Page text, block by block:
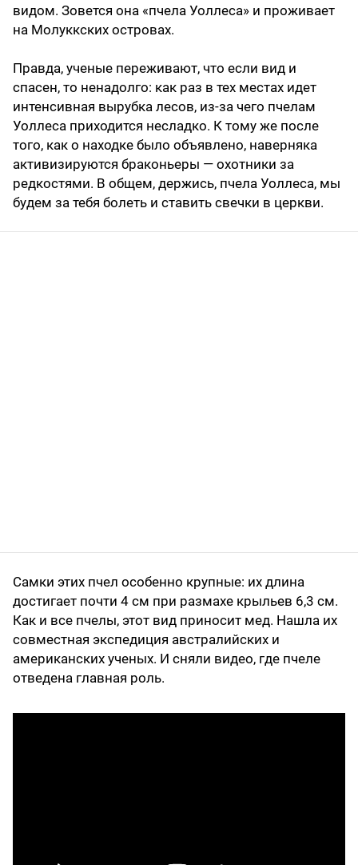
видом. Зовется она «пчела Уоллеса» и проживает
на Молуккских островах.
Правда, ученые переживают, что если вид и
спасен, то ненадолго: как раз в тех местах идет
интенсивная вырубка лесов, из-за чего пчелам
Уоллеса приходится несладко. К тому же после
того, как о находке было объявлено, наверняка
активизируются браконьеры — охотники за
редкостями. В общем, держись, пчела Уоллеса, мы
будем за тебя болеть и ставить свечки в церкви.
Самки этих пчел особенно крупные: их длина
достигает почти 4 см при размахе крыльев 6,3 см.
Как и все пчелы, этот вид приносит мед. Нашла их
совместная экспедиция австралийских и
американских ученых. И сняли видео, где пчеле
отведена главная роль.